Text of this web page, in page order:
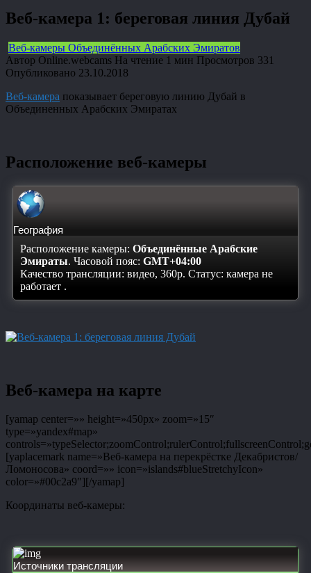
Веб-камера 1: береговая линия Дубай
Веб-камеры Объединённых Арабских Эмиратов
Автор Online.webcams На чтение 1 мин Просмотров 331
Опубликовано 23.10.2018
Веб-камера показывает береговую линию Дубай в
Объединенных Арабских Эмиратах
Расположение веб-камеры
География
Расположение камеры: Объединённые Арабские
Эмираты. Часовой пояс: GMT+04:00
Качество трансляции: видео, 360p. Статус: камера не
работает .
Веб-камера на карте
[yamap center=»» height=»450px» zoom=»15″
type=»yandex#map»
[yaplacemark name=»Веб-камера на перекрёстке Декабристов/
Ломоносова» coord=»» icon=»islands#blueStretchyIcon»
color=»#00c2a9″][/yamap]
Координаты веб-камеры:
Источники трансляции